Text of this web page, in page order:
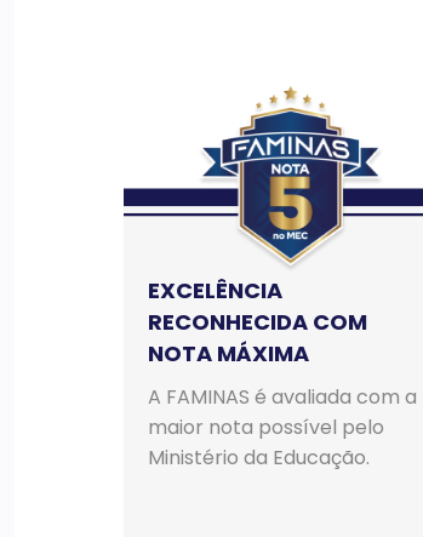
EXCELÊNCIA
RECONHECIDA COM
NOTA MÁXIMA
A FAMINAS é avaliada com a
maior nota possível pelo
Ministério da Educação.